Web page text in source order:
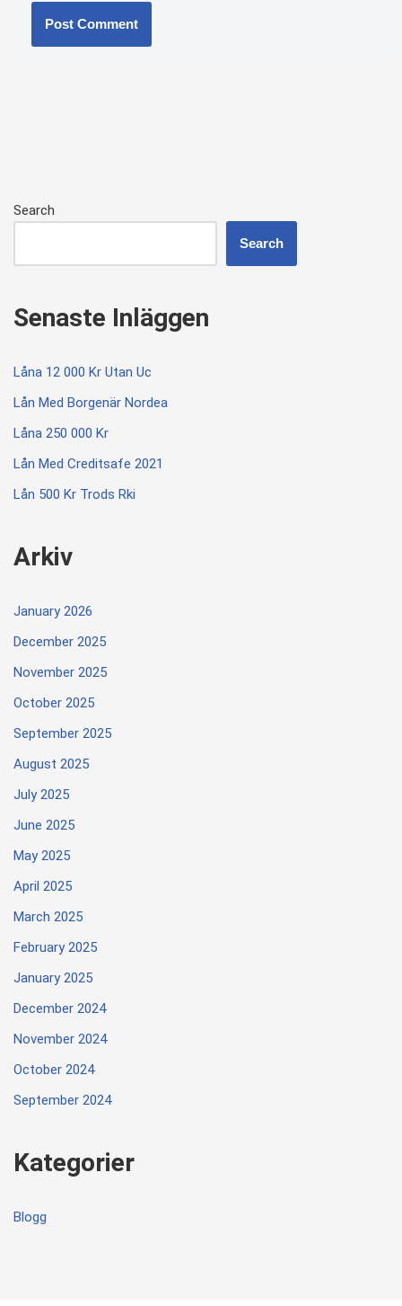
Search
Search
Senaste Inläggen
Låna 12 000 Kr Utan Uc
Lån Med Borgenär Nordea
Låna 250 000 Kr
Lån Med Creditsafe 2021
Lån 500 Kr Trods Rki
Arkiv
January 2026
December 2025
November 2025
October 2025
September 2025
August 2025
July 2025
June 2025
May 2025
April 2025
March 2025
February 2025
January 2025
December 2024
November 2024
October 2024
September 2024
Kategorier
Blogg